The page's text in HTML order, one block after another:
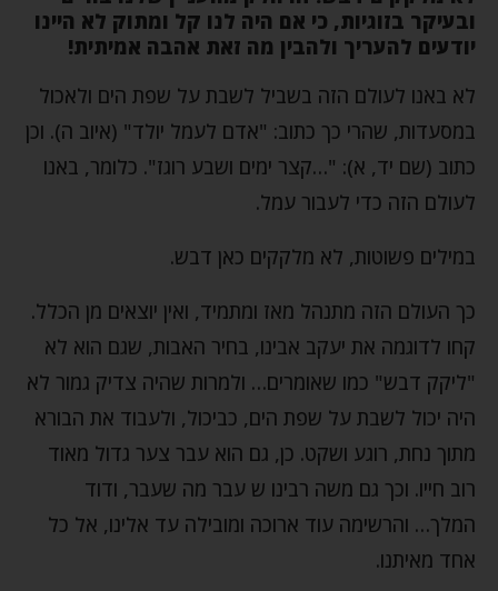
ובעיקר בזוגיות, כי אם היה לנו קל ומתוק לא היינו
יודעים להעריך ולהבין מה זאת אהבה אמיתית!
לא באנו לעולם הזה בשביל לשבת על שפת הים ולאכול
במסעדות, שהרי כך כתוב: "אדם לעמל יולד" (איוב ה). וכן
כתוב (שם יד, א): "…קצר ימים ושבע רוגז". כלומר, באנו
לעולם הזה כדי לעבור עמל.
במילים פשוטות, לא מלקקים כאן דבש.
כך העולם הזה מתנהל מאז ומתמיד, ואין יוצאים מן הכלל.
קחו לדוגמה את יעקב אבינו, בחיר האבות, שגם הוא לא
"ליקק דבש" כמו שאומרים… ולמרות שהיה צדיק גמור לא
היה יכול לשבת על שפת הים, כביכול, ולעבוד את הבורא
מתוך נחת, רוגע ושקט. כן, גם הוא עבר צער גדול מאוד
רוב חייו. וכך גם משה רבינו ש עבר מה שעבר, ודוד
המלך… והרשימה עוד ארוכה ומובילה עד אלינו, אל כל
אחד מאיתנו.